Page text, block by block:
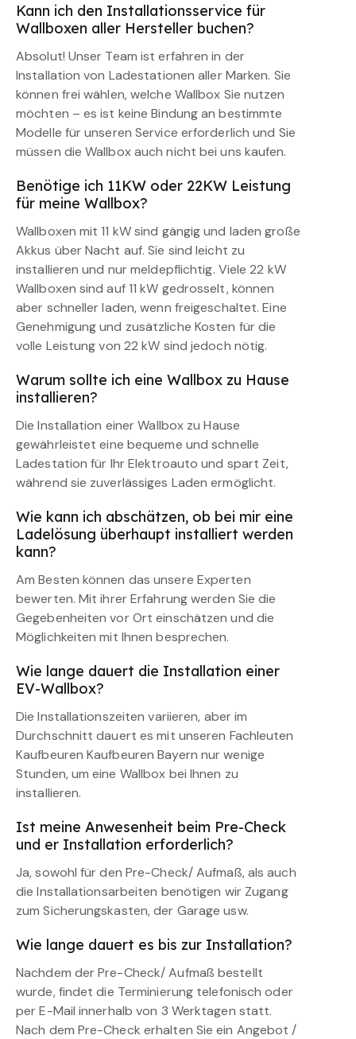
Kann ich den Installationsservice für
Wallboxen aller Hersteller buchen?
Absolut! Unser Team ist erfahren in der
Installation von Ladestationen aller Marken. Sie
können frei wählen, welche Wallbox Sie nutzen
möchten – es ist keine Bindung an bestimmte
Modelle für unseren Service erforderlich und Sie
müssen die Wallbox auch nicht bei uns kaufen.
Benötige ich 11KW oder 22KW Leistung
für meine Wallbox?
Wallboxen mit 11 kW sind gängig und laden große
Akkus über Nacht auf. Sie sind leicht zu
installieren und nur meldepflichtig. Viele 22 kW
Wallboxen sind auf 11 kW gedrosselt, können
aber schneller laden, wenn freigeschaltet. Eine
Genehmigung und zusätzliche Kosten für die
volle Leistung von 22 kW sind jedoch nötig.
Warum sollte ich eine Wallbox zu Hause
installieren?
Die Installation einer Wallbox zu Hause
gewährleistet eine bequeme und schnelle
Ladestation für Ihr Elektroauto und spart Zeit,
während sie zuverlässiges Laden ermöglicht.
Wie kann ich abschätzen, ob bei mir eine
Ladelösung überhaupt installiert werden
kann?
Am Besten können das unsere Experten
bewerten. Mit ihrer Erfahrung werden Sie die
Gegebenheiten vor Ort einschätzen und die
Möglichkeiten mit Ihnen besprechen.
Wie lange dauert die Installation einer
EV-Wallbox?
Die Installationszeiten variieren, aber im
Durchschnitt dauert es mit unseren Fachleuten
Kaufbeuren Kaufbeuren Bayern nur wenige
Stunden, um eine Wallbox bei Ihnen zu
installieren.
Ist meine Anwesenheit beim Pre-Check
und er Installation erforderlich?
Ja, sowohl für den Pre-Check/ Aufmaß, als auch
die Installationsarbeiten benötigen wir Zugang
zum Sicherungskasten, der Garage usw.
Wie lange dauert es bis zur Installation?
Nachdem der Pre-Check/ Aufmaß bestellt
wurde, findet die Terminierung telefonisch oder
per E-Mail innerhalb von 3 Werktagen statt.
Nach dem Pre-Check erhalten Sie ein Angebot /